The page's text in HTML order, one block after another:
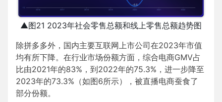
▲图21 2023年社会零售总额和线上零售总额趋势图
除拼多多外，国内主要互联网上市公司在2023年市值
均有所下降。在行业市场份额方面，综合电商GMV占
比由2021年的83%，到2022年的75.3%，进一步降至
2023年的73.3%（如图6所示），被直播电商蚕食了
部分份额。